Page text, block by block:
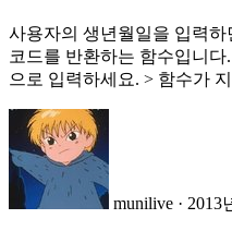
사용자의 생년월일을 입력하
코드를 반환하는 함수입니
으로 입력하세요. > 함수가
munilive · 2013